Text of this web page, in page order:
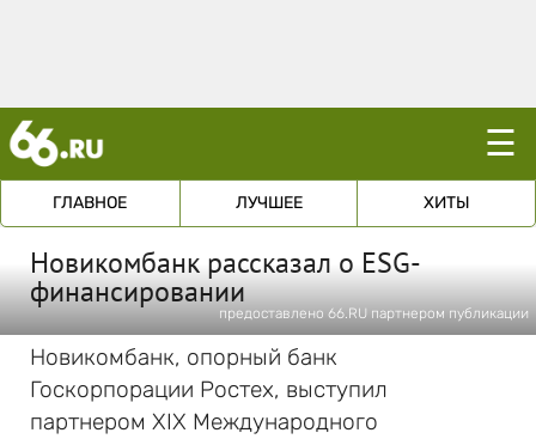
☰
ГЛАВНОЕ ЛУЧШЕЕ ХИТЫ
Новикомбанк рассказал о ESG-
финансировании
предоставлено 66.RU партнером публикации
Новикомбанк, опорный банк
Госкорпорации Ростех, выступил
партнером XIX Международного